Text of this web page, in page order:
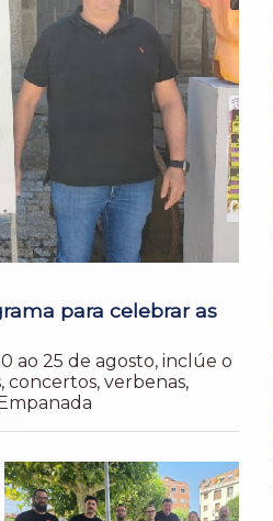
para celebrar as
ao 25 de agosto, inclúe o
concertos, verbenas,